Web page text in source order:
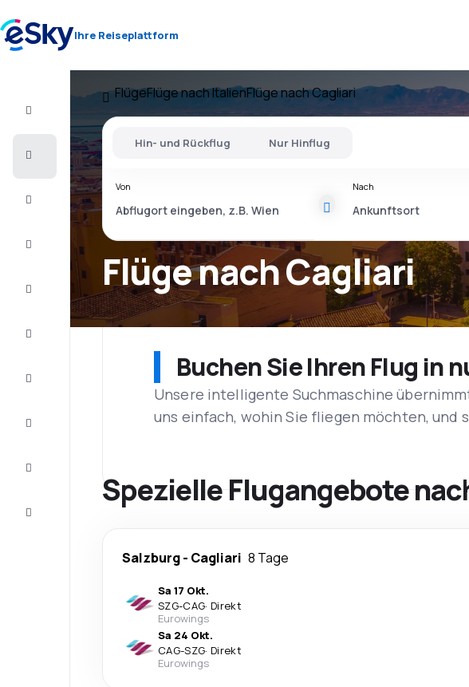
Ihre Reiseplattform
FlügeFlüge nach ItalienFlüge nach Cagliari
Flüge nach Cagliari
Hin- und Rückflug Nur Hinflug
Von Nach
Buchen Sie Ihren Flug in
Unsere intelligente Suchmaschine
uns einfach, wohin Sie fliegen möchten, und
Spezielle Flugangebote
Salzburg- Cagliari 8 Tage
Sa 17 Okt.
SZG-CAG· Direkt
Eurowings
Sa 24 Okt.
CAG-SZG· Direkt
Eurowings